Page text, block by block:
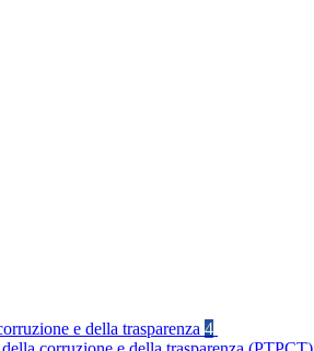
e della trasparenza 4